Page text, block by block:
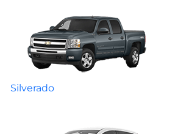
Silverado